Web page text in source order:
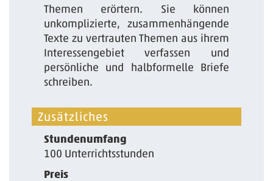
Themen erörtern. Sie können
unkomplizierte, zusammenhängende
Texte zu vertrauten Themen aus ihrem
Interessengebiet verfassen und
persönliche und halbformelle Briefe
schreiben.
Zusätzliches
Stundenumfang
100 Unterrichtsstunden
Preis